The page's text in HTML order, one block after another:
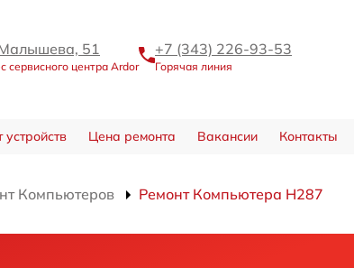
51
сервисного центра Ardor
+7 (343) 226-93-53
Горячая линия
устройств Цена ремонта Вакансии Контакты
Компьютеров Ремонт Компьютера H287